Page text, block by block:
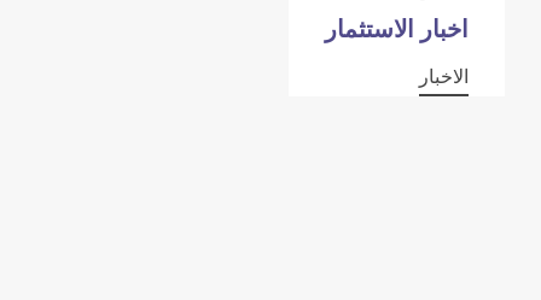
اخبار الاستثمار
الاخبار